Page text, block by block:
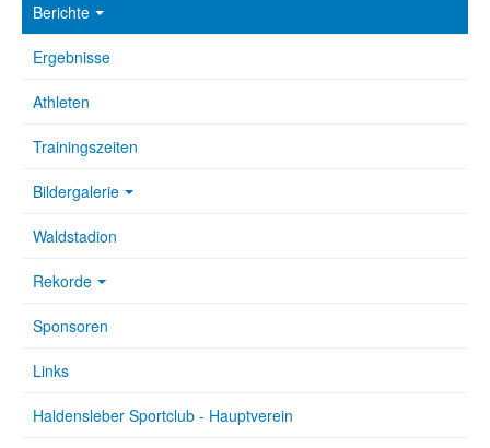
Berichte
Ergebnisse
Athleten
Trainingszeiten
Bildergalerie
Waldstadion
Rekorde
Sponsoren
Links
Haldensleber Sportclub - Hauptverein